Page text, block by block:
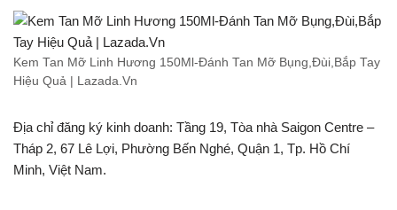
Kem Tan Mỡ Linh Hương 150Ml-Đánh Tan Mỡ Bụng,Đùi,Bắp Tay
Hiệu Quả | Lazada.Vn
Địa chỉ đăng ký kinh doanh: Tầng 19, Tòa nhà Saigon Centre –
Tháp 2, 67 Lê Lợi, Phường Bến Nghé, Quận 1, Tp. Hồ Chí
Minh, Việt Nam.